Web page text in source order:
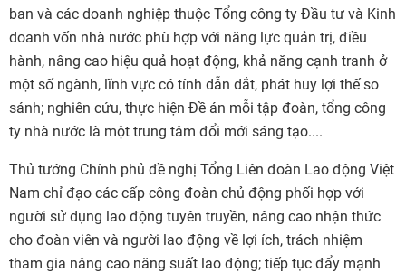
ban và các doanh nghiệp thuộc Tổng công ty Đầu tư và Kinh
doanh vốn nhà nước phù hợp với năng lực quản trị, điều
hành, nâng cao hiệu quả hoạt động, khả năng cạnh tranh ở
một số ngành, lĩnh vực có tính dẫn dắt, phát huy lợi thế so
sánh; nghiên cứu, thực hiện Đề án mỗi tập đoàn, tổng công
ty nhà nước là một trung tâm đổi mới sáng tạo....
Thủ tướng Chính phủ đề nghị Tổng Liên đoàn Lao động Việt
Nam chỉ đạo các cấp công đoàn chủ động phối hợp với
người sử dụng lao động tuyên truyền, nâng cao nhận thức
cho đoàn viên và người lao động về lợi ích, trách nhiệm
tham gia nâng cao năng suất lao động; tiếp tục đẩy mạnh